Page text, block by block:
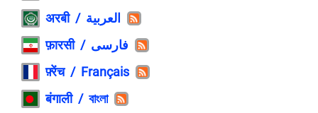
अरबी / العربية
फ़ारसी / فارسی
फ़्रेंच / Français
बंगाली / বাংলা